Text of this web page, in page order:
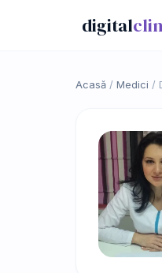
digital
Acasă / Medici /